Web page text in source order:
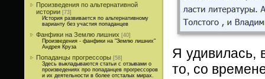
Произведения по альтернативной
истории [73]
История развивается по альтернативному
варианту без участия попаданцев
Фанфики на Землю лишних [40]
Произведения - фанфики на "Землю лишних"
Андрея Круза
Попаданцы прогрессоры [58]
Здесь выкладываются статьи с отзывами о
произведениях про попаданцев прогрессоров
и их деятельности в более отсталых мирах.
Я удивилась,
то, со